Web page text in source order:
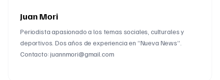
Juan Mori
Periodista apasionado a los temas sociales, culturales y
deportivos. Dos años de experiencia en “Nueva News”.
Contacto: juannmori@gmail.com